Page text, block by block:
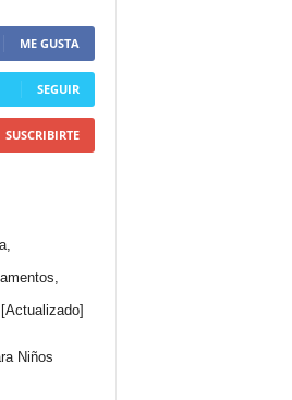
ME GUSTA
SEGUIR
SUSCRIBIRTE
Niños